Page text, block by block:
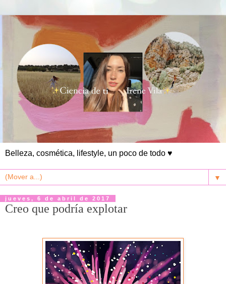
Belleza, cosmética, lifestyle, un poco de todo ♥
▼
jueves, 6 de abril de 2017
Creo que podría explotar